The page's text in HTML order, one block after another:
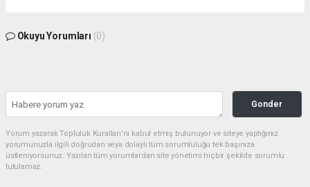
Okuyu Yorumları (0)
Gonder
Yorum yazarak Topluluk Kuralları’nı kabul etmiş bulunuyor ve siteye yaptığınız
yorumunuzla ilgili doğrudan veya dolaylı tüm sorumluluğu tek başınıza
üstleniyorsunuz. Yazılan tüm yorumlardan site yönetimi hiçbir şekilde sorumlu
tutulamaz.